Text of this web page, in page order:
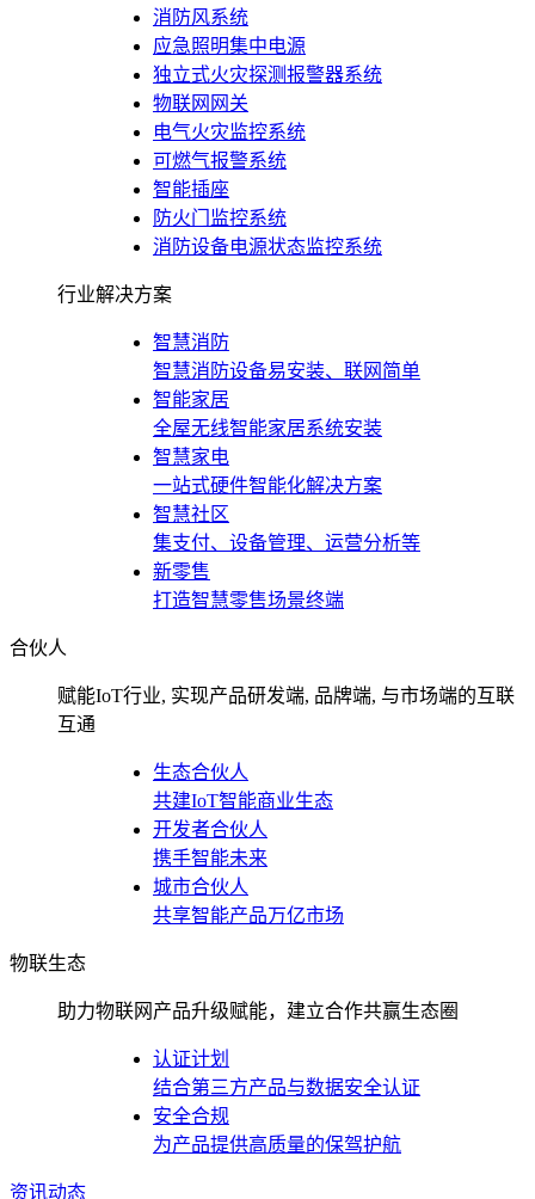
消防风系统
应急照明集中电源
独立式火灾探测报警器系统
物联网网关
电气火灾监控系统
可燃气报警系统
智能插座
防火门监控系统
消防设备电源状态监控系统
行业解决方案
智慧消防
智慧消防设备易安装、联网简单
智能家居
全屋无线智能家居系统安装
智慧家电
一站式硬件智能化解决方案
智慧社区
集支付、设备管理、运营分析等
新零售
打造智慧零售场景终端
合伙人
赋能IoT行业, 实现产品研发端, 品牌端, 与市场端的互联
互通
生态合伙人
共建IoT智能商业生态
开发者合伙人
携手智能未来
城市合伙人
共享智能产品万亿市场
物联生态
助力物联网产品升级赋能，建立合作共赢生态圈
认证计划
结合第三方产品与数据安全认证
安全合规
为产品提供高质量的保驾护航
资讯动态